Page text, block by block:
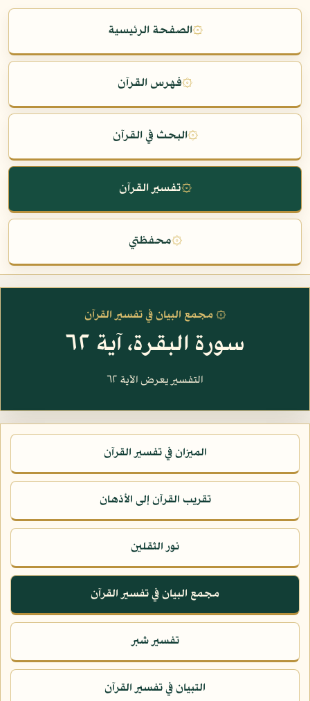
۞الصفحة الرئيسية
۞فهرس القرآن
۞البحث في القرآن
۞تفسير القرآن
۞محفظتي
۞ مجمع البيان في تفسير القرآن
سورة البقرة، آية ٦٢
التفسير يعرض الآية ٦٢
الميزان في تفسير القرآن
تقريب القرآن إلى الأذهان
نور الثقلين
مجمع البيان في تفسير القرآن
تفسير شبر
التبيان في تفسير القرآن